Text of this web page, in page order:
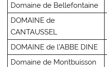
Domaine de Bellefontaine
DOMAINE de
CANTAUSSEL
DOMAINE de l’ABBE DINE
Domaine de Montbuisson